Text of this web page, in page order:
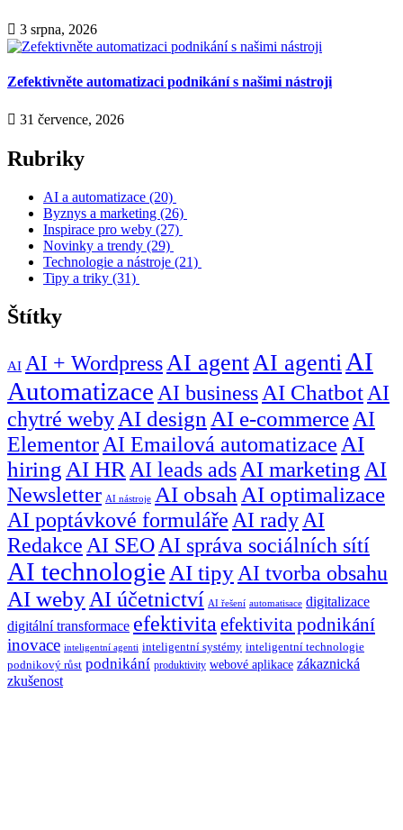
3 srpna, 2026
Zefektivněte automatizaci podnikání s našimi nástroji
31 července, 2026
Rubriky
AI a automatizace (20)
Byznys a marketing (26)
Inspirace pro weby (27)
Novinky a trendy (29)
Technologie a nástroje (21)
Tipy a triky (31)
Štítky
AI AI + Wordpress AI agent AI agenti AI
Automatizace AI business AI Chatbot AI
chytré weby AI design AI e-commerce AI
Elementor AI Emailová automatizace AI
hiring AI HR AI leads ads AI marketing AI
Newsletter AI nástroje AI obsah AI optimalizace
AI poptávkové formuláře AI rady AI
Redakce AI SEO AI správa sociálních sítí
AI technologie AI tipy AI tvorba obsahu
AI weby AI účetnictví AI řešení automatisace digitalizace
digitální transformace efektivita efektivita podnikání
inovace inteligentní agenti inteligentní systémy inteligentní technologie
podnikový růst podnikání produktivity webové aplikace zákaznická
zkušenost